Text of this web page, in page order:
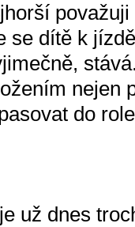
se dítě k
nejen
do
už dnes